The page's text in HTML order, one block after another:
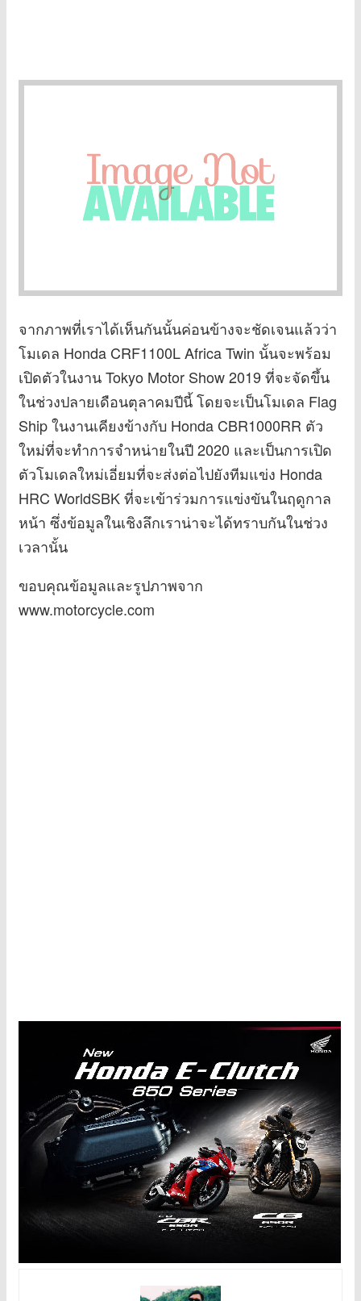
จากภาพที่เราได้เห็นกันนั้นค่อนข้างจะชัดเจนแล้วว่า
โมเดล Honda CRF1100L Africa Twin นั้นจะพร้อม
เปิดตัวในงาน Tokyo Motor Show 2019 ที่จะจัดขึ้น
ในช่วงปลายเดือนตุลาคมปีนี้ โดยจะเป็นโมเดล Flag
Ship ในงานเคียงข้างกับ Honda CBR1000RR ตัว
ใหม่ที่จะทำการจำหน่ายในปี 2020 และเป็นการเปิด
ตัวโมเดลใหม่เอี่ยมที่จะส่งต่อไปยังทีมแข่ง Honda
HRC WorldSBK ที่จะเข้าร่วมการแข่งขันในฤดูกาล
หน้า ซึ่งข้อมูลในเชิงลึกเราน่าจะได้ทราบกันในช่วง
เวลานั้น
ขอบคุณข้อมูลและรูปภาพจาก
www.motorcycle.com